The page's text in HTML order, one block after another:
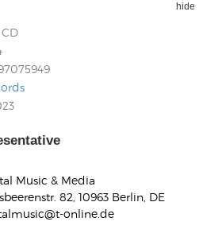
hide
Music & Media
82, 10963 Berlin, DE
online.de